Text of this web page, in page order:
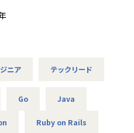
Dataを活用した開発を
す。
からのコード生成の検証な
Goで構成されたAPIサーバ
ンテンツを支える大規模シ
、「何を・どう作るか」の
のバックエンド基盤やアー
を募集しています。
ニア テックリード
Go Java
Ruby on Rails